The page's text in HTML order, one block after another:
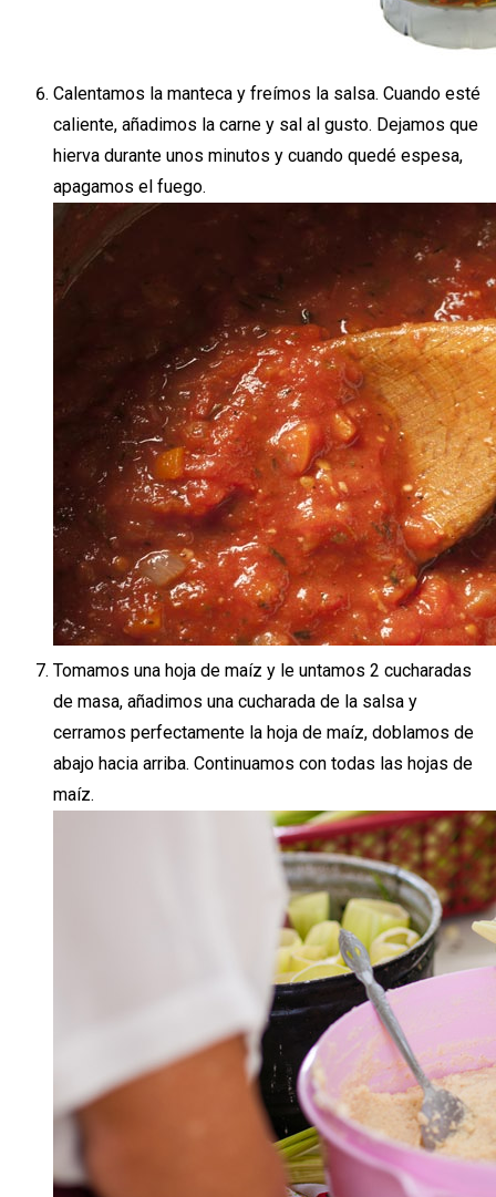
Calentamos la manteca y freímos la salsa. Cuando esté
caliente, añadimos la carne y sal al gusto. Dejamos que
hierva durante unos minutos y cuando quedé espesa,
apagamos el fuego.
Tomamos una hoja de maíz y le untamos 2 cucharadas
de masa, añadimos una cucharada de la salsa y
cerramos perfectamente la hoja de maíz, doblamos de
abajo hacia arriba. Continuamos con todas las hojas de
maíz.